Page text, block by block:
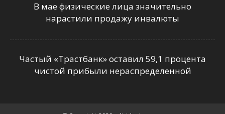
В мае физические лица значительно
нарастили продажу инвалюты
Частый «Трастбанк» оставил 59,1 процента
чистой прибыли нераспределенной